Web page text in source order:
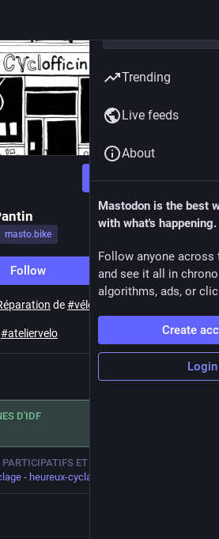
Follow
masto.bike
Follow
de#vélos
#ateliervelo
D'IDF
ET SOLIDAIRES
- heureux-cyclage.org/
Trending
Live feeds
About
Mastodon is the best
with what's happening.
Follow anyone across
and see it all in
algorithms, ads, or
Create
Login